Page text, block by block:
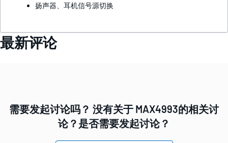
扬声器、耳机信号源切换
最新评论
需要发起讨论吗？ 没有关于 MAX4993的相关讨
论？是否需要发起讨论？